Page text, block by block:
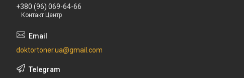
+380 (96) 069-64-66
Контакт Центр
doktortoner.ua@gmail.com